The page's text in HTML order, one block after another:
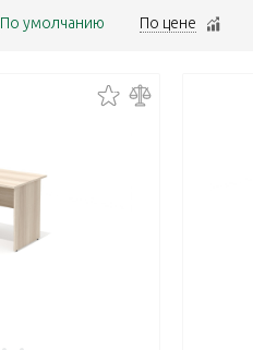
По умолчанию По цене